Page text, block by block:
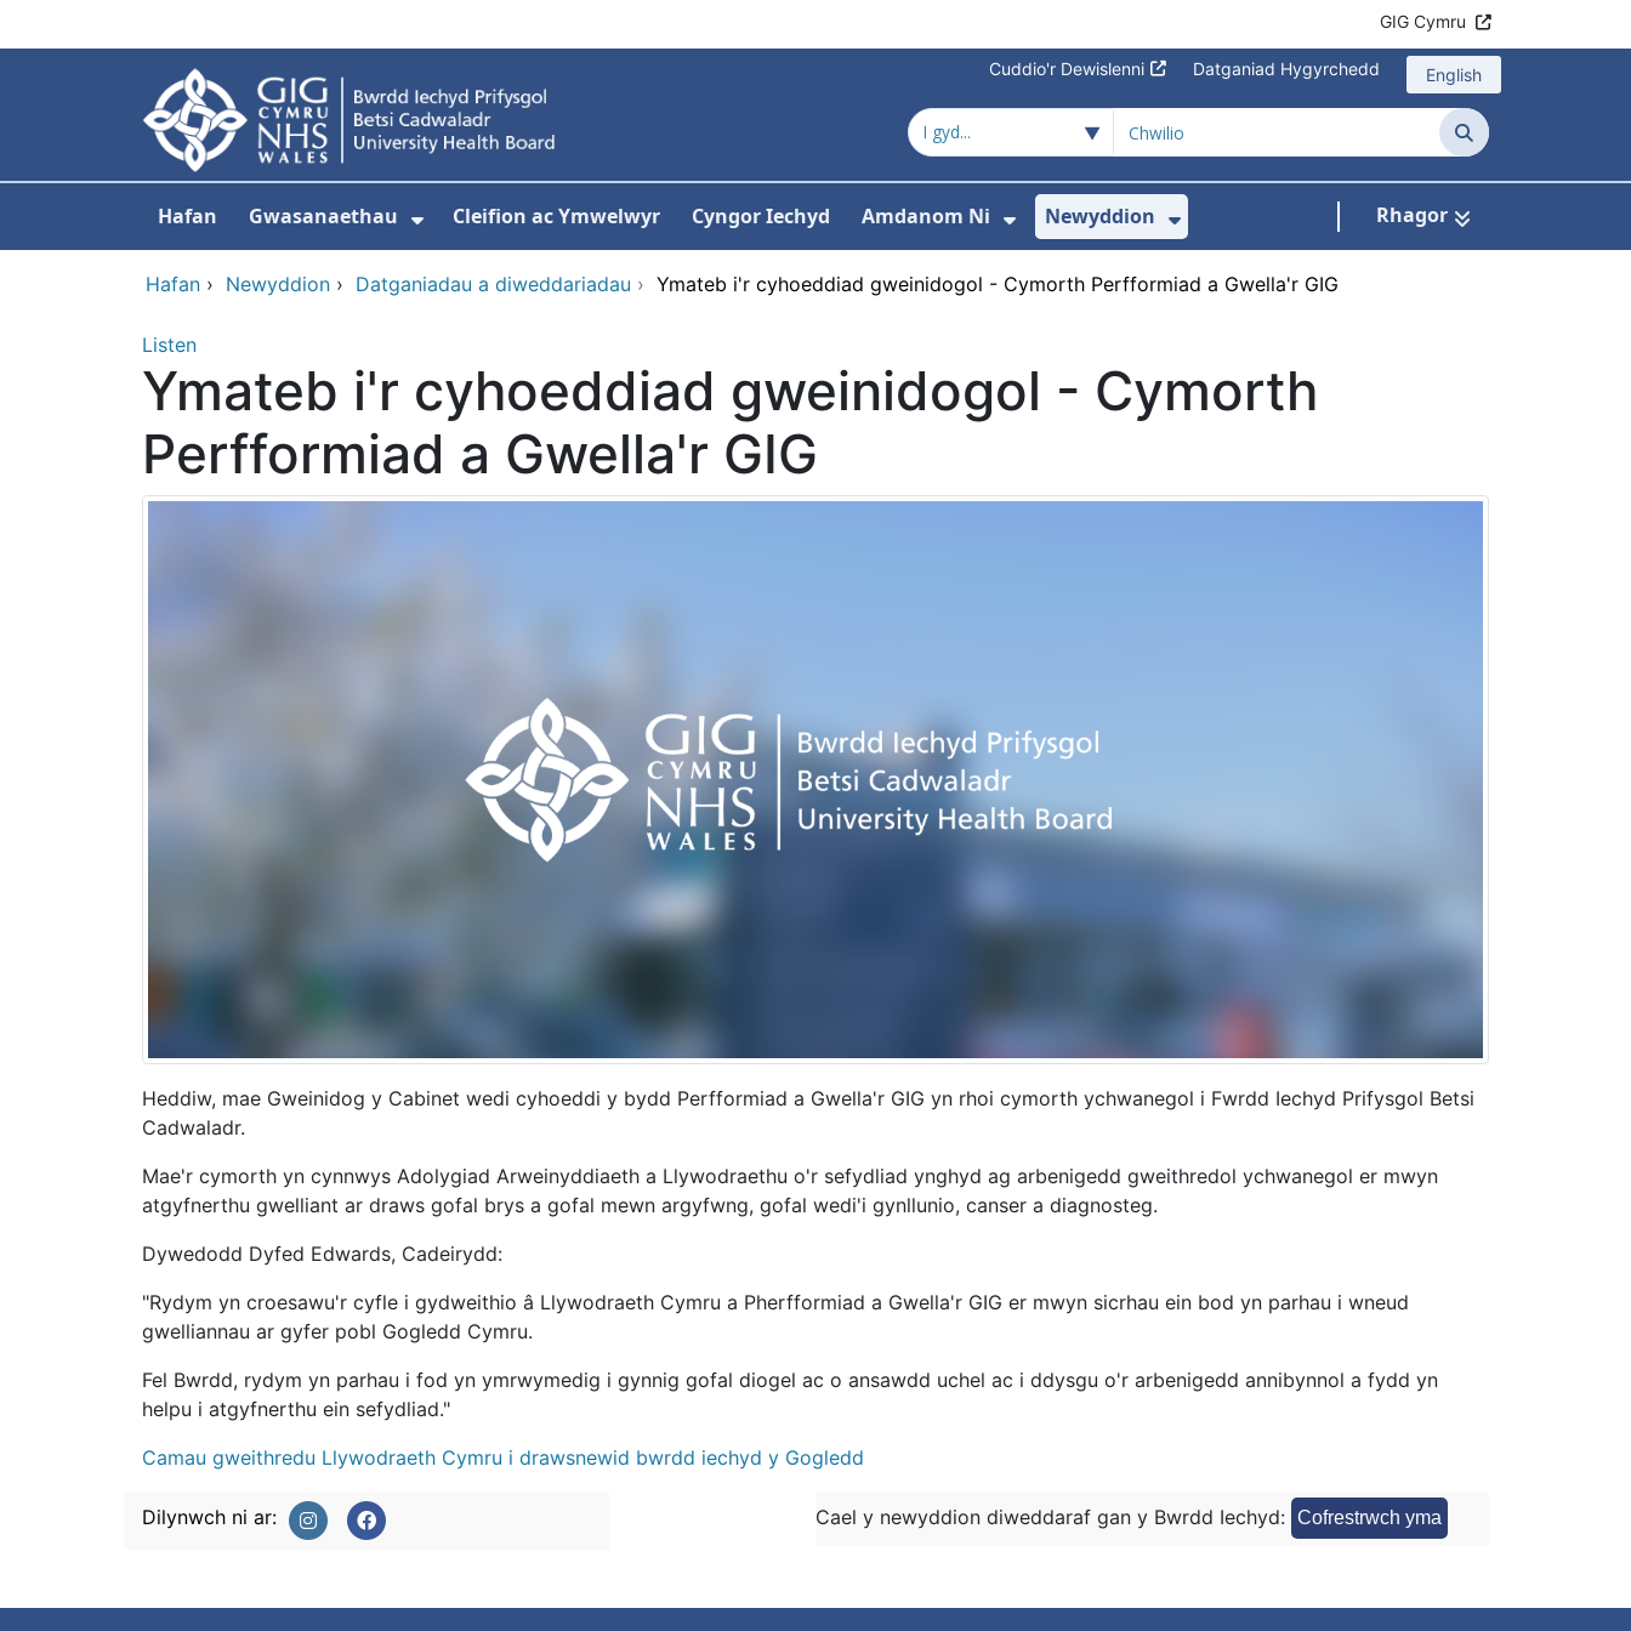
GIG Cymru
Cuddio'r Dewislenni Datganiad Hygyrchedd English
Chwilio
Hafan Gwasanaethau Cleifion ac Ymwelwyr Cyngor Iechyd Amdanom Ni
Dangos isddewislen ar gyfer Amdanom Ni
Newyddion
Dangos isddewislen ar gyfer
Rhagor
Hafan › Newyddion › Datganiadau a diweddariadau › Ymateb i'r cyhoeddiad gweinidogol - Cymorth Perfformiad a Gwella'r GIG
Listen
Ymateb i'r cyhoeddiad gweinidogol - Cymorth
Perfformiad a Gwella'r GIG
Heddiw, mae Gweinidog y Cabinet wedi cyhoeddi y bydd Perfformiad a Gwella'r GIG yn rhoi cymorth ychwanegol i Fwrdd Iechyd Prifysgol Betsi
Cadwaladr.
Mae'r cymorth yn cynnwys Adolygiad Arweinyddiaeth a Llywodraethu o'r sefydliad ynghyd ag arbenigedd gweithredol ychwanegol er mwyn
atgyfnerthu gwelliant ar draws gofal brys a gofal mewn argyfwng, gofal wedi'i gynllunio, canser a diagnosteg.
Dywedodd Dyfed Edwards, Cadeirydd:
"Rydym yn croesawu'r cyfle i gydweithio â Llywodraeth Cymru a Pherfformiad a Gwella'r GIG er mwyn sicrhau ein bod yn parhau i wneud
gwelliannau ar gyfer pobl Gogledd Cymru.
Fel Bwrdd, rydym yn parhau i fod yn ymrwymedig i gynnig gofal diogel ac o ansawdd uchel ac i ddysgu o'r arbenigedd annibynnol a fydd yn
helpu i atgyfnerthu ein sefydliad."
Camau gweithredu Llywodraeth Cymru i drawsnewid bwrdd iechyd y Gogledd
Dilynwch ni ar: Cael y newyddion diweddaraf gan y Bwrdd Iechyd: Cofrestrwch yma